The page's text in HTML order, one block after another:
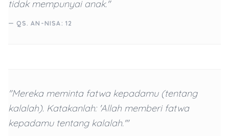
tidak mempunyai anak."
— QS. AN-NISA: 12
"Mereka meminta fatwa kepadamu (tentang
kalalah). Katakanlah: 'Allah memberi fatwa
kepadamu tentang kalalah.'"